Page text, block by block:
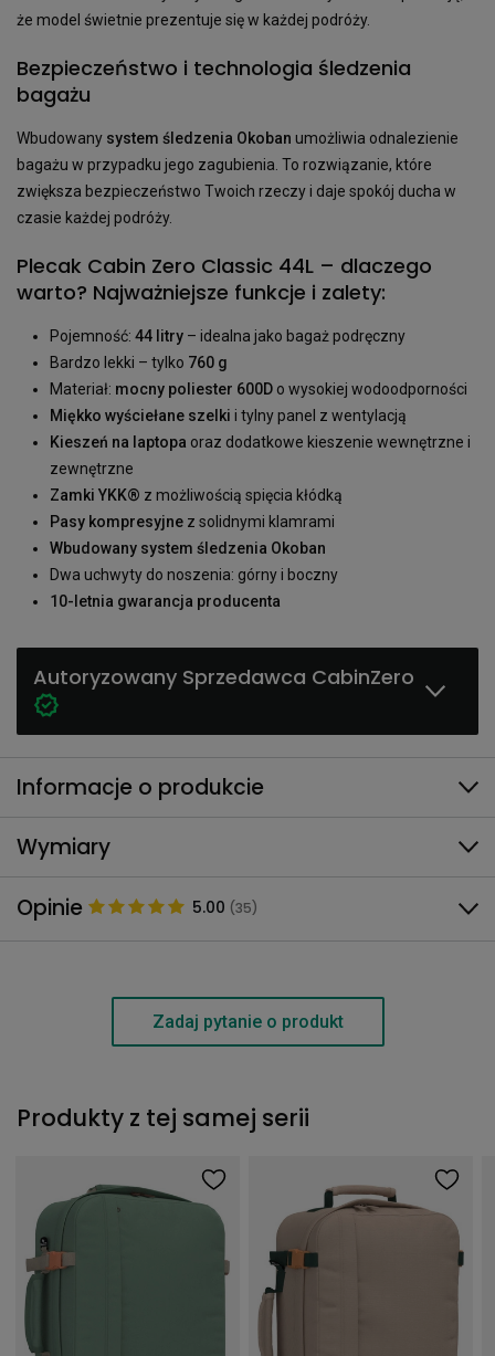
że model świetnie prezentuje się w każdej podróży.
Bezpieczeństwo i technologia śledzenia
bagażu
Wbudowany system śledzenia Okoban umożliwia odnalezienie
bagażu w przypadku jego zagubienia. To rozwiązanie, które
zwiększa bezpieczeństwo Twoich rzeczy i daje spokój ducha w
czasie każdej podróży.
Plecak Cabin Zero Classic 44L – dlaczego
warto? Najważniejsze funkcje i zalety:
Pojemność: 44 litry – idealna jako bagaż podręczny
Bardzo lekki – tylko 760 g
Materiał: mocny poliester 600D o wysokiej wodoodporności
Miękko wyściełane szelki i tylny panel z wentylacją
Kieszeń na laptopa oraz dodatkowe kieszenie wewnętrzne i
zewnętrzne
Zamki YKK® z możliwością spięcia kłódką
Pasy kompresyjne z solidnymi klamrami
Wbudowany system śledzenia Okoban
Dwa uchwyty do noszenia: górny i boczny
10-letnia gwarancja producenta
Autoryzowany Sprzedawca CabinZero
Informacje o produkcie
Wymiary
Opinie 5.00 (35)
Zadaj pytanie o produkt
Produkty z tej samej serii